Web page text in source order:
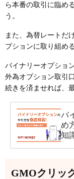
ら本番の取引に臨め
う。
また、為替レートだ
プションに取り組め
バイナリーオプショ
外為オプション取引
続きを済ませれば、
バ
め
知
GMOクリッ